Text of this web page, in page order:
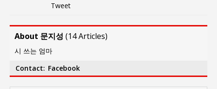
Tweet
About 문지성 (14 Articles)
시 쓰는 엄마
Contact: Facebook